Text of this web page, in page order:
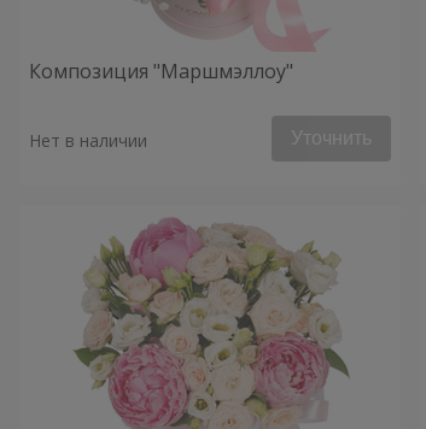
Композиция "Маршмэллоу"
Нет в наличии Уточнить